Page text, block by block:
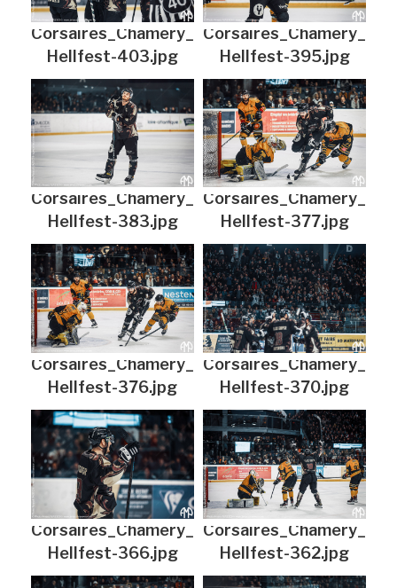
Corsaires_Chamery_
Hellfest-403.jpg
Corsaires_Chamery_
Hellfest-395.jpg
Corsaires_Chamery_
Hellfest-383.jpg
Corsaires_Chamery_
Hellfest-377.jpg
Corsaires_Chamery_
Hellfest-376.jpg
Corsaires_Chamery_
Hellfest-370.jpg
Corsaires_Chamery_
Hellfest-366.jpg
Corsaires_Chamery_
Hellfest-362.jpg